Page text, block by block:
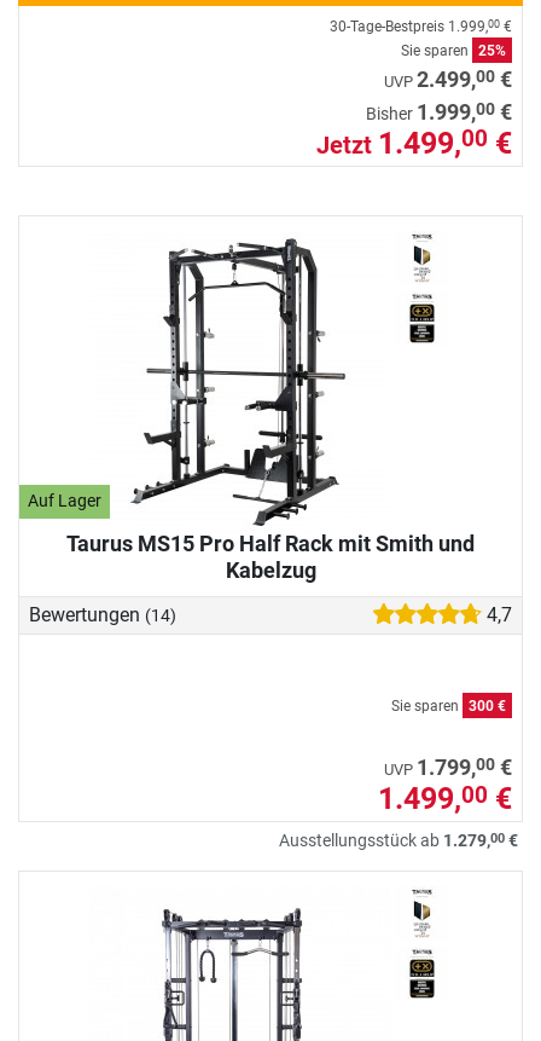
30-Tage-Bestpreis 1.999,00 €
Sie sparen
25%
UVP 2.499,00 €
Bisher 1.999,00 €
Jetzt 1.499,00 €
Auf Lager
Taurus MS15 Pro Half Rack mit Smith und
Kabelzug
Bewertungen (14) 4,7
Sie sparen 300 €
UVP 1.799,00 €
1.499,00 €
Ausstellungsstück ab 1.279,00 €